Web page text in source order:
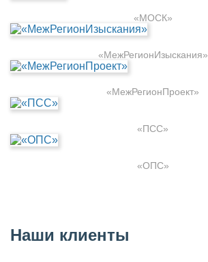
«МОСК»
«МежРегионИзыскания»
«МежРегионПроект»
«ПСС»
«ОПС»
Наши клиенты